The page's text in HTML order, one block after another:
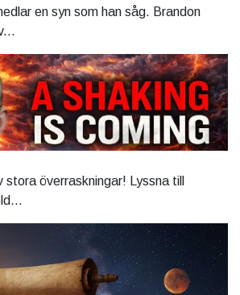
en syn som han såg. Brandon
överraskningar! Lyssna till